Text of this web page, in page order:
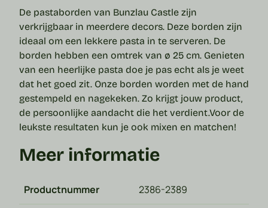
De pastaborden van Bunzlau Castle zijn
verkrijgbaar in meerdere decors. Deze borden zijn
ideaal om een lekkere pasta in te serveren. De
borden hebben een omtrek van ø 25 cm. Genieten
van een heerlijke pasta doe je pas echt als je weet
dat het goed zit. Onze borden worden met de hand
gestempeld en nagekeken. Zo krijgt jouw product,
de persoonlijke aandacht die het verdient.Voor de
leukste resultaten kun je ook mixen en matchen!
Meer informatie
Productnummer 2386-2389